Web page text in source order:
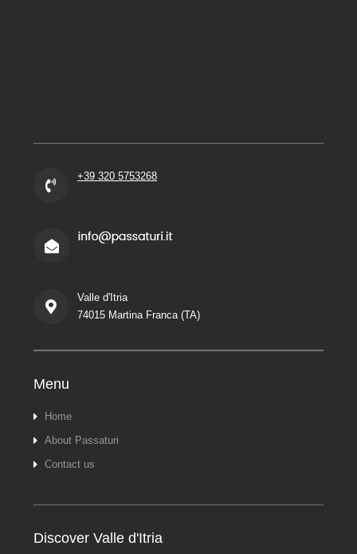
+39 320 5753268
Valle d'Itria
74015 Martina Franca (TA)
Menu
Home
About Passaturi
Contact us
Discover Valle d'Itria